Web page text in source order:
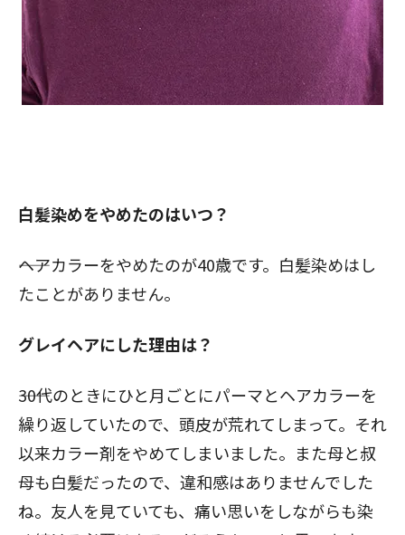
白髪染めをやめたのはいつ？
――ヘアカラーをやめたのが40歳です。白髪染めはし
たことがありません。
グレイヘアにした理由は？
――30代のときにひと月ごとにパーマとヘアカラーを
繰り返していたので、頭皮が荒れてしまって。それ
以来カラー剤をやめてしまいました。また母と叔
母も白髪だったので、違和感はありませんでした
ね。友人を見ていても、痛い思いをしながらも染